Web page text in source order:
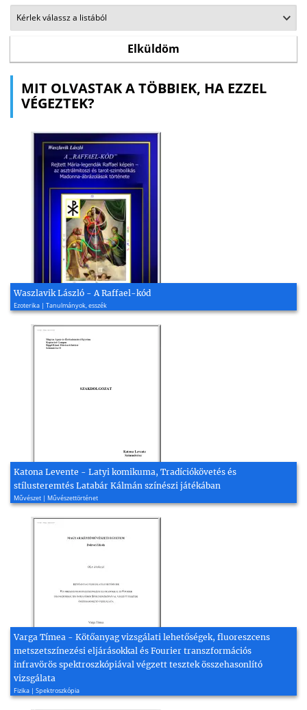
MIT OLVASTAK A TÖBBIEK, HA EZZEL
VÉGEZTEK?
Waszlavik László - A Raffael-kód
Ezoterika | Tanulmányok, esszék
Katona Levente - Latyi komikuma, Tradíciókövetés és
stílusteremtés Latabár Kálmán színészi játékában
Művészet | Művészettörténet
Varga Tímea - Kötőanyag vizsgálati lehetőségek, fluoreszcens
metszetszínezési eljárásokkal és Fourier transzformációs
infravörös spektroszkópiával végzett tesztek összehasonlító
vizsgálata
Fizika | Spektroszkópia